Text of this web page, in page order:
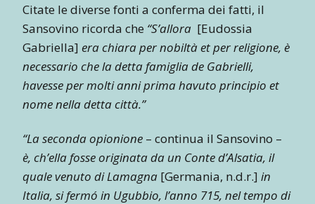
Citate le diverse fonti a conferma dei fatti, il
Sansovino ricorda che “S’allora [Eudossia
Gabriella] era chiara per nobiltà et per religione, è
necessario che la detta famiglia de Gabrielli,
havesse per molti anni prima havuto principio et
nome nella detta città.”
“La seconda opionione – continua il Sansovino –
è, ch’ella fosse originata da un Conte d’Alsatia, il
quale venuto di Lamagna [Germania, n.d.r.] in
Italia, si fermó in Ugubbio, l’anno 715, nel tempo di